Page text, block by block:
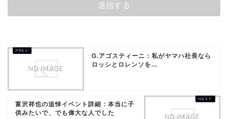
G.アゴスティーニ：私がヤマハ社長なら
ロッシとロレンソを…
富沢祥也の追悼イベント詳細：本当に子
供みたいで、でも偉大な人でした